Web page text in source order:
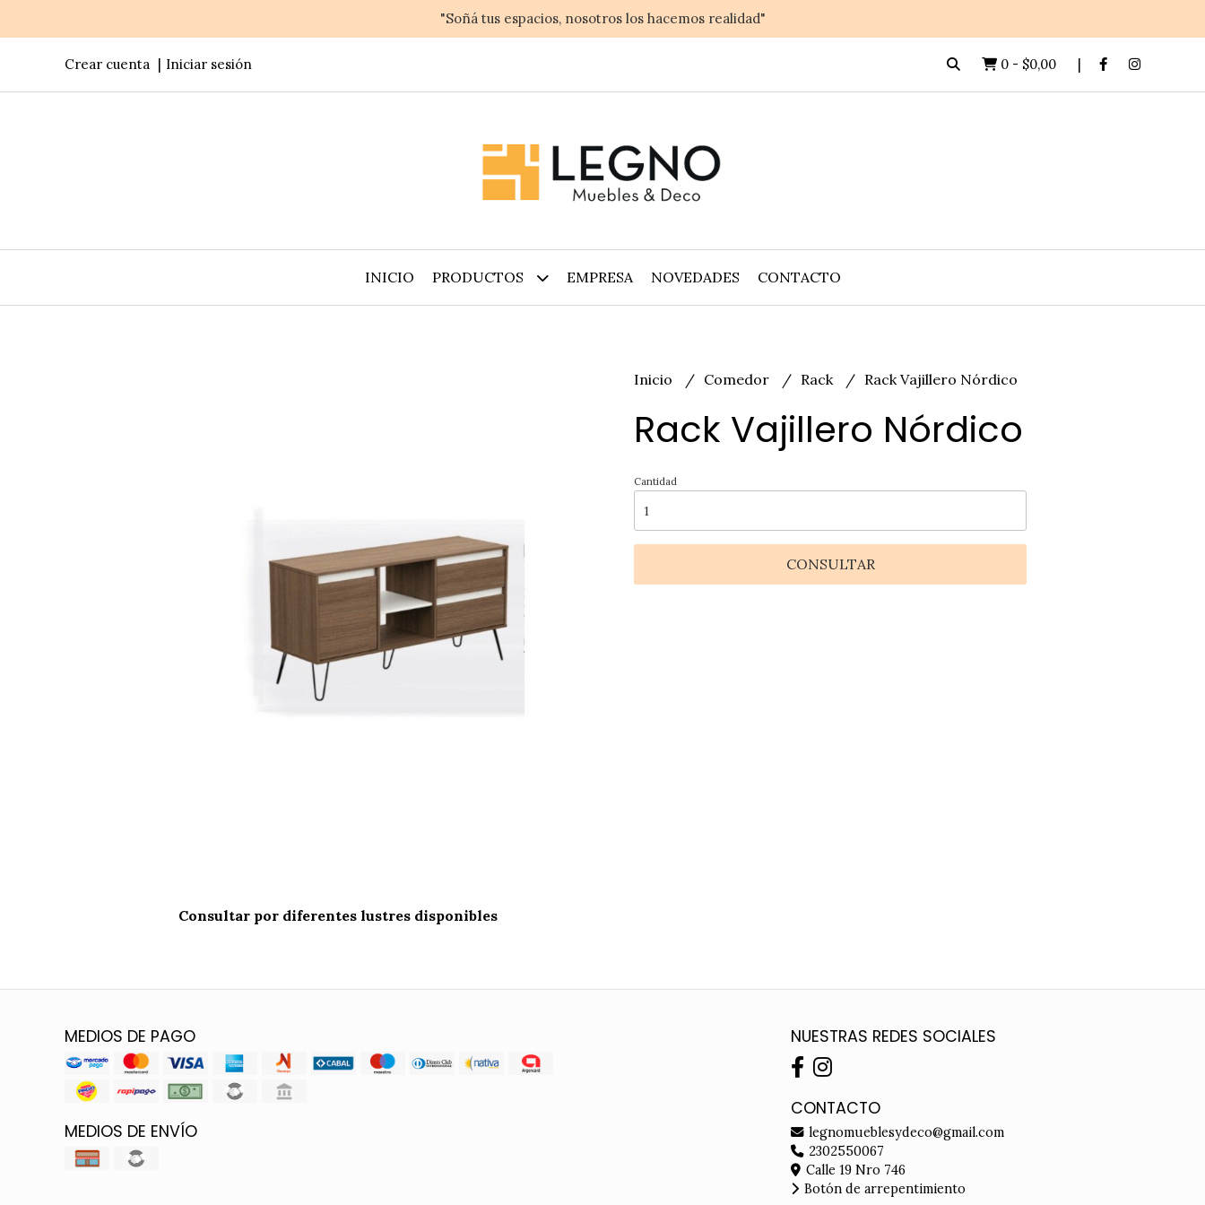
"Soñá tus espacios, nosotros los hacemos realidad"
Crear cuenta Iniciar sesión 0 - $0,00
INICIO PRODUCTOS EMPRESA NOVEDADES CONTACTO
Consultar por diferentes lustres disponibles
Inicio Comedor Rack Rack Vajillero Nórdico
Rack Vajillero Nórdico
Cantidad
CONSULTAR
MEDIOS DE PAGO
MEDIOS DE ENVÍO
NUESTRAS REDES SOCIALES
CONTACTO
legnomueblesydeco@gmail.com
2302550067
Calle 19 Nro 746
Botón de arrepentimiento